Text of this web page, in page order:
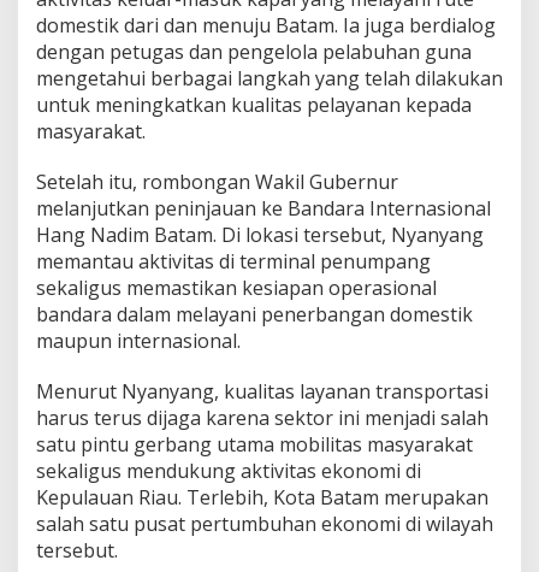
k
a
n
P
e
y
n
a
n
T
r
a
n
p
o
r
t
a
i
domestikdari dan menuju Batam. Ia juga berdialog
dengan petugas dan pengelola pelabuhan guna
mengetahui berbagai langkah yangtelah dilakukan
untuk meningkatkan kualitas pelayanan kepada
masyarakat.
Setelah itu, rombongan Wakil Gubernur
melanjutkan peninjauan ke Bandara Internasional
Hang Nadim Batam. Di lokasi tersebut, Nyanyang
memantau aktivitas di terminal penumpang
sekaligus memastikan kesiapan operasional
bandara dalam melayani penerbangan domestik
maupun internasional.
Menurut Nyanyang, kualitas layanan transportasi
harus terus dijaga karena sektor ini menjadi salah
satu pintu gerbang utama mobilitas masyarakat
sekaligus mendukungaktivitas ekonomi di
Kepulauan Riau. Terlebih, Kota Batam merupakan
salah satu pusat pertumbuhan ekonomi di wilayah
tersebut.